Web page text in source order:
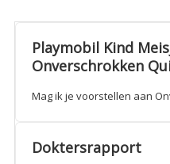
Quinn
aantalPlaymobil Kind
Onverschrokken
Mag ik je voorstellen aan
Doktersrapport